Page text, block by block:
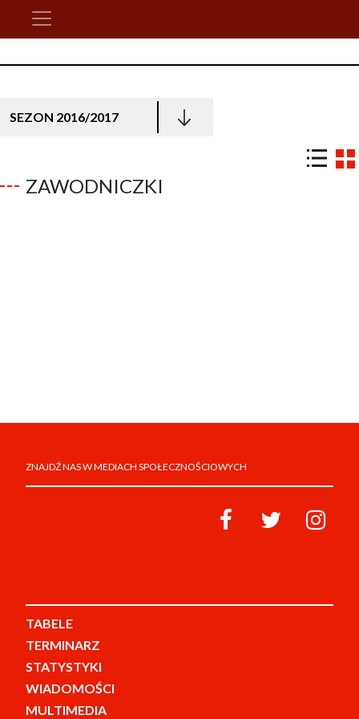
SEZON 2016/2017
ZAWODNICZKI
ZNAJDŹ NAS W MEDIACH SPOŁECZNOŚCIOWYCH
TABELE
TERMINARZ
STATYSTYKI
WIADOMOŚCI
MULTIMEDIA